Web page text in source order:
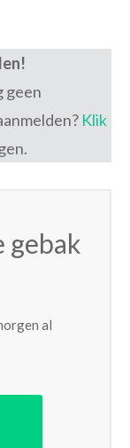
geen
Klik
gebak
al